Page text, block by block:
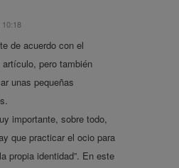
10:18
de acuerdo con el
pero también
unas pequeñas
importante, sobre todo,
que practicar el ocio para
propia identidad”. En este